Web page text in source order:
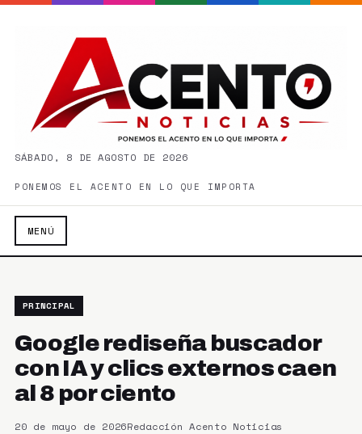
SÁBADO, 8 DE AGOSTO DE 2026
PONEMOS EL ACENTO EN LO QUE IMPORTA
MENÚ
PRINCIPAL
Google rediseña buscador
con IA y clics externos caen
al 8 por ciento
20 de mayo de 2026Redacción Acento Noticias